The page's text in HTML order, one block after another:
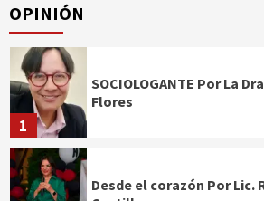
OPINIÓN
1
SOCIOLOGANTE Por La
Flores
Desde el corazón Por Lic.